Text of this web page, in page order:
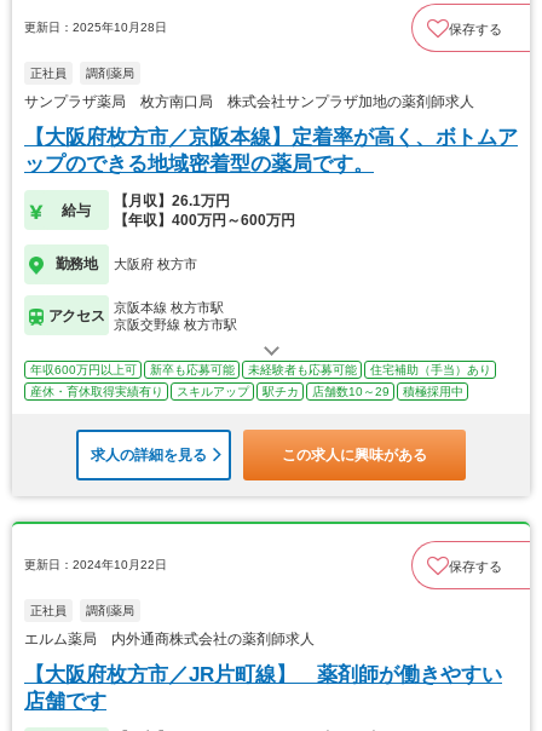
更新日：2025年10月28日 保存する
正社員 調剤薬局
サンプラザ薬局 枚方南口局 株式会社サンプラザ加地の薬剤師求人
【大阪府枚方市／京阪本線】定着率が高く、ボトムア
ップのできる地域密着型の薬局です。
給与
【月収】26.1万円
【年収】400万円～600万円
勤務地 大阪府 枚方市
アクセス
京阪本線 枚方市駅
京阪交野線 枚方市駅
年収600万円以上可 新卒も応募可能 未経験者も応募可能
住宅補助（手当）あり
産休・育休取得実績有り
スキルアップ 駅チカ 店舗数10～29 積極採用中
求人の詳細を見る この求人に興味がある
更新日：2024年10月22日 保存する
正社員 調剤薬局
エルム薬局 内外通商株式会社の薬剤師求人
【大阪府枚方市／JR片町線】 薬剤師が働きやすい
店舗です